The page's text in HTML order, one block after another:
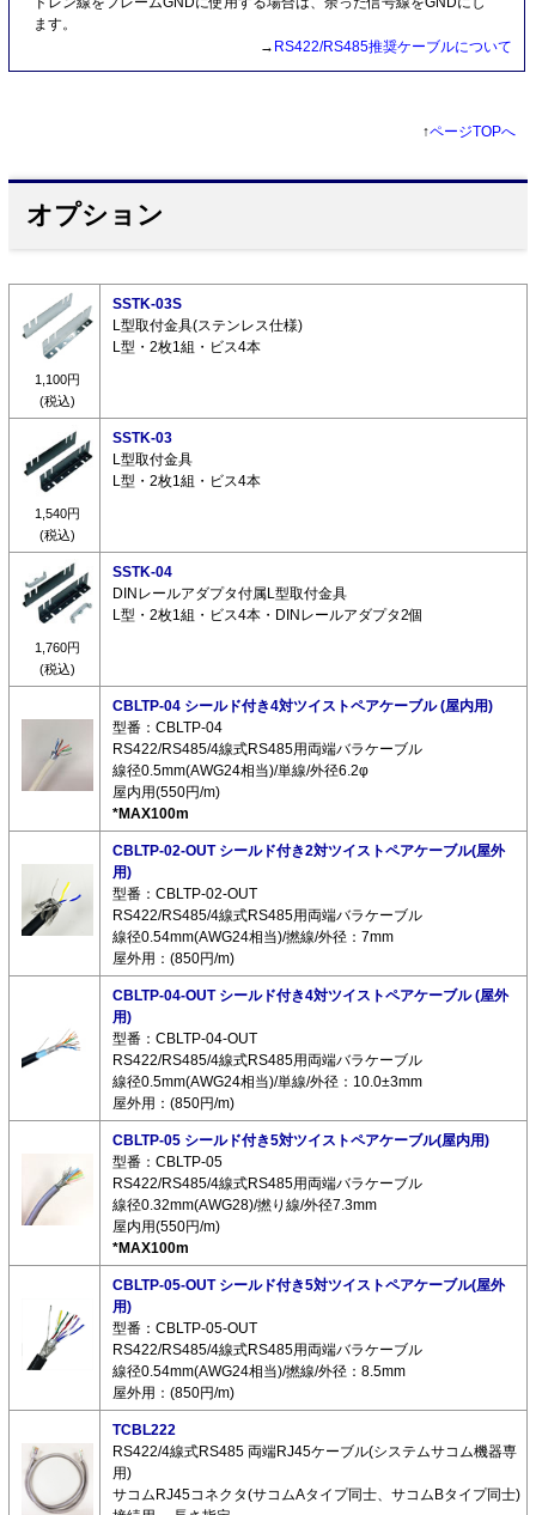
ます。
→ RS422/RS485推奨ケーブルについて
↑ページTOPへ
オプション
1,100円
(税込)
SSTK-03S
L型取付金具(ステンレス仕様)
L型・2枚1組・ビス4本
1,540円
(税込)
SSTK-03
L型取付金具
L型・2枚1組・ビス4本
1,760円
(税込)
SSTK-04
DINレールアダプタ付属L型取付金具
L型・2枚1組・ビス4本・DINレールアダプタ2個
CBLTP-04 シールド付き4対ツイストペアケーブル (屋内用)
型番：CBLTP-04
RS422/RS485/4線式RS485用両端バラケーブル
線径0.5mm(AWG24相当)/単線/外径6.2φ
屋内用(550円/m)
*MAX100m
CBLTP-02-OUT シールド付き2対ツイストペアケーブル(屋外
用)
型番：CBLTP-02-OUT
RS422/RS485/4線式RS485用両端バラケーブル
線径0.54mm(AWG24相当)/撚線/外径：7mm
屋外用：(850円/m)
CBLTP-04-OUT シールド付き4対ツイストペアケーブル (屋外
用)
型番：CBLTP-04-OUT
RS422/RS485/4線式RS485用両端バラケーブル
線径0.5mm(AWG24相当)/単線/外径：10.0±3mm
屋外用：(850円/m)
CBLTP-05 シールド付き5対ツイストペアケーブル(屋内用)
型番：CBLTP-05
RS422/RS485/4線式RS485用両端バラケーブル
線径0.32mm(AWG28)/撚り線/外径7.3mm
屋内用(550円/m)
*MAX100m
CBLTP-05-OUT シールド付き5対ツイストペアケーブル(屋外
用)
型番：CBLTP-05-OUT
RS422/RS485/4線式RS485用両端バラケーブル
線径0.54mm(AWG24相当)/撚線/外径：8.5mm
屋外用：(850円/m)
TCBL222
RS422/4線式RS485 両端RJ45ケーブル(システムサコム機器専
用)
サコムRJ45コネクタ(サコムAタイプ同士、サコムBタイプ同士)